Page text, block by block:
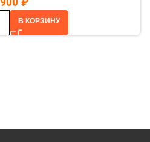
В КОРЗИНУ